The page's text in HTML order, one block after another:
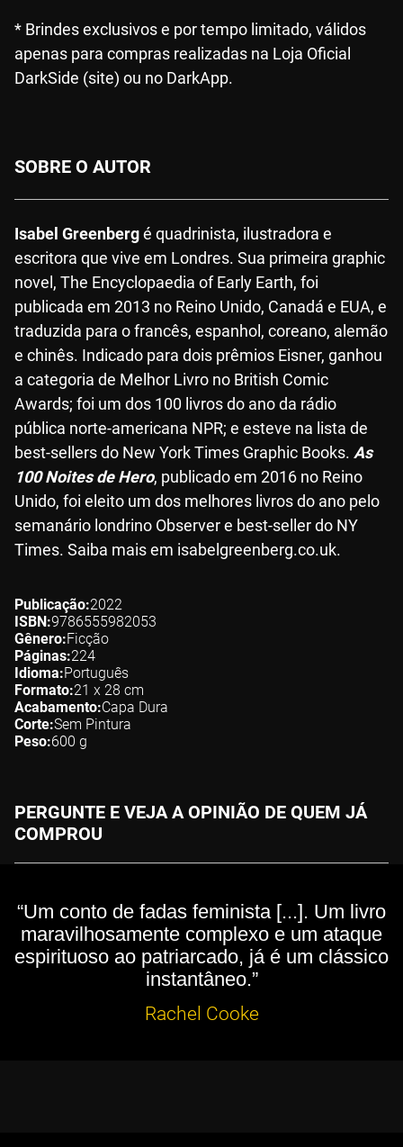
* Brindes exclusivos e por tempo limitado, válidos
apenas para compras realizadas na Loja Oficial
DarkSide (site) ou no DarkApp.
SOBRE O AUTOR
Isabel Greenbergé quadrinista, ilustradora e
escritora que vive em Londres. Sua primeira graphic
novel, The Encyclopaedia of Early Earth, foi
publicada em 2013 no Reino Unido, Canadá e EUA, e
traduzida para o francês, espanhol, coreano, alemão
e chinês. Indicado para dois prêmios Eisner, ganhou
a categoria de Melhor Livro no British Comic
Awards; foi um dos 100 livros do ano da rádio
pública norte-americana NPR; e esteve na lista de
best-sellers do New York Times Graphic Books. As
100 Noites de Hero, publicado em 2016 no Reino
Unido, foi eleito um dos melhores livros do ano pelo
semanário londrino Observer e best-seller do NY
Times. Saiba mais em isabelgreenberg.co.uk.
Publicação 2022
ISBN 9786555982053
Gênero Ficção
Páginas 224
Idioma Português
Formato 21 x 28 cm
Acabamento Capa Dura
Corte Sem Pintura
Peso 600 g
PERGUNTE E VEJA A OPINIÃO DE QUEM JÁ
COMPROU
“Um conto de fadas feminista [...]. Um livro
maravilhosamente complexo e um ataque
espirituoso ao patriarcado, já é um clássico
instantâneo.”
Rachel Cooke